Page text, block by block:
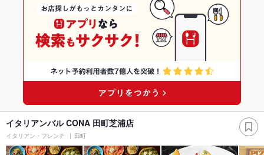
イタリアンバル CONA 田町芝浦店
イタリアン・フレンチ 田町